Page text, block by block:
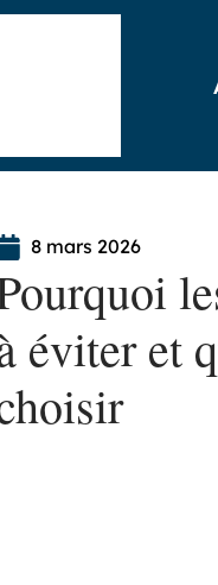
8 mars 2026
éviter et